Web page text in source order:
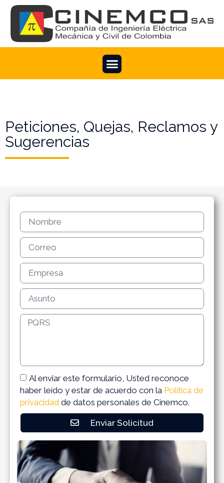
Peticiones, Quejas, Reclamos y
Sugerencias
Al enviar este formulario, Usted reconoce
haber leído y estar de acuerdo con la Política de
privacidad de datos personales de Cinemco.
Enviar Solicitud